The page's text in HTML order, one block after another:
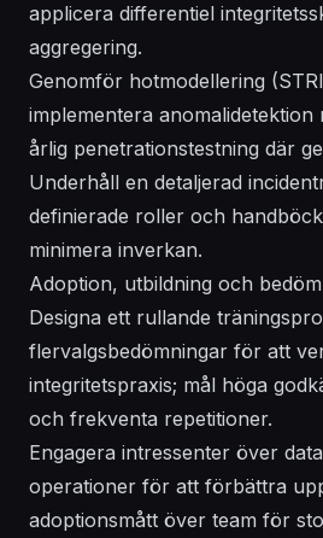
applicera differentiel
aggregering.
Genomför hotmodellering
implementera
årlig penetrationstestning där
Underhåll en detaljerad
definierade roller och
minimera inverkan.
Adoption, utbildning och
Designa ett rullande
flervalgsbedömningar för att
integritetspraxis; mål höga
och frekventa repetitioner.
Engagera intressenter över
operationer för att förbättra
adoptionsmått över team för